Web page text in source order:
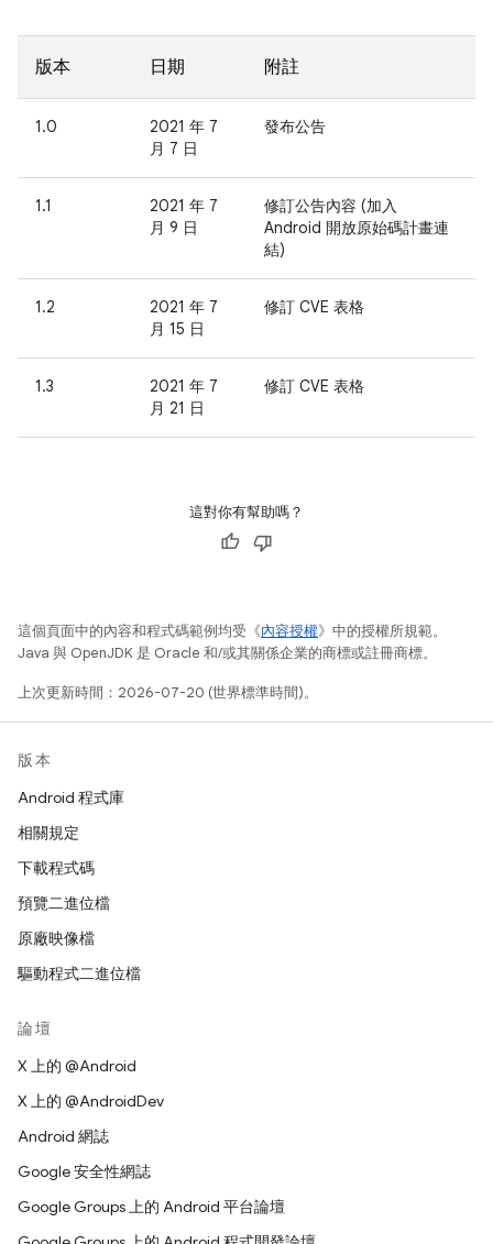
版本 日期 附註
1.0
2021 年 7
月 7 日
發布公告
1.1
2021 年 7
月 9 日
修訂公告內容 (加入
Android 開放原始碼計畫連
結)
1.2
2021 年 7
月 15 日
修訂 CVE 表格
1.3
2021 年 7
月 21 日
修訂 CVE 表格
這對你有幫助嗎？
這個頁面中的內容和程式碼範例均受《內容授權》中的授權所規範。
Java 與 OpenJDK 是 Oracle 和/或其關係企業的商標或註冊商標。
上次更新時間：2026-07-20 (世界標準時間)。
版本
Android 程式庫
相關規定
下載程式碼
預覽二進位檔
原廠映像檔
驅動程式二進位檔
論壇
X 上的 @Android
X 上的 @AndroidDev
Android 網誌
Google 安全性網誌
Google Groups 上的 Android 平台論壇